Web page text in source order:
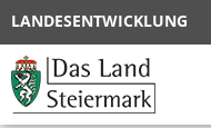
LANDESENTWICKLUNG